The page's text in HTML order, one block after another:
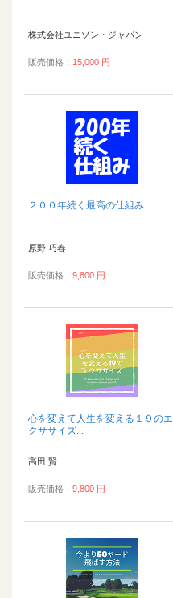
株式会社ユニゾン・ジャパン
販売価格： 15,000 円
２００年続く最高の仕組み
原野 巧春
販売価格： 9,800 円
心を変えて人生を変える１９のエ
クササイズ...
高田 賢
販売価格： 9,800 円